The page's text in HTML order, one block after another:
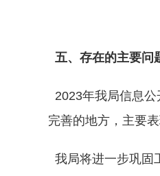
五、存在的主要问
2023年我局信息
完善的地方，主要
我局将进一步巩固